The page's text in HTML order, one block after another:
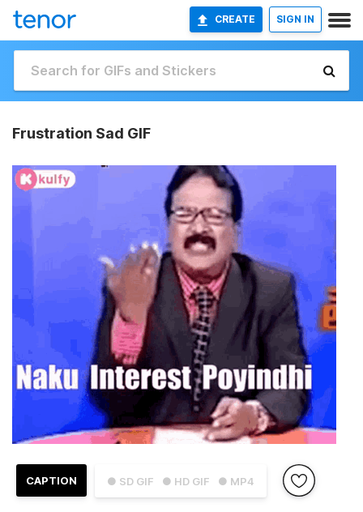
CREATE SIGN IN
Frustration Sad GIF
● SD GIF ● HD GIF ● MP4
CAPTION